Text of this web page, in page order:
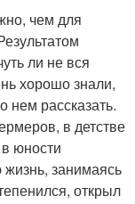
чем для
ли не вся
хорошо знали,
нем рассказать.
в детстве
юности
занимаясь
открыл